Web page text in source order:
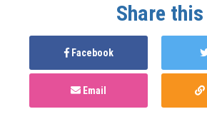
Share this
Facebook
Email